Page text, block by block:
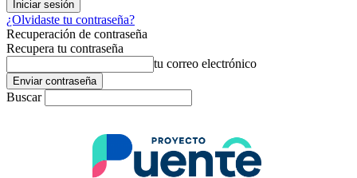
¿Olvidaste tu contraseña?
Recuperación de contraseña
Recupera tu contraseña
tu correo electrónico
Buscar